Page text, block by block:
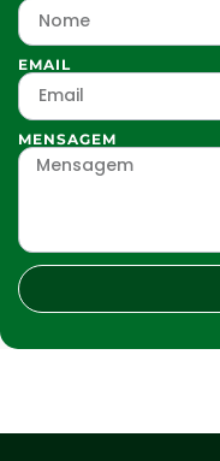
EMAIL
MENSAGEM